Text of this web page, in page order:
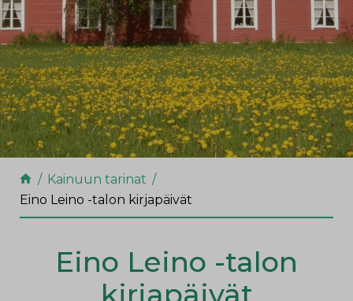
Kainuun tarinat
Eino Leino -talon kirjapäivät
Eino Leino -talon
kirjapäivät